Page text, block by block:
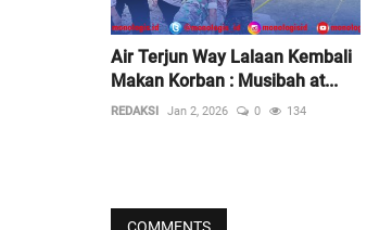
Air Terjun Way Lalaan Kembali
Makan Korban : Musibah at...
REDAKSI Jan 2, 2026 0 134
COMMENTS